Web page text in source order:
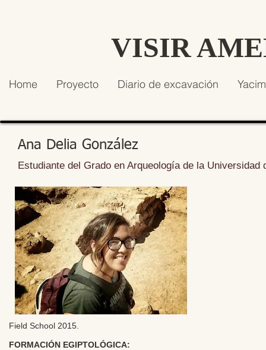
VISIR
Home Proyecto Diario de excavación
Ana Delia González
Estudiante del Grado en Arqueología de la Universidad
Field School 2015.
FORMACIÓN EGIPTOLÓGICA: